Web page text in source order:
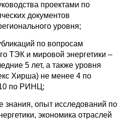
для авторов
оформления
проектами по
документов
уровня;
по вопросам
ТЭК и мировой энергетики –
5 лет, а также уровня
Хирша) не менее 4 по
по РИНЦ;
знания, опыт исследований по
экономика отраслей